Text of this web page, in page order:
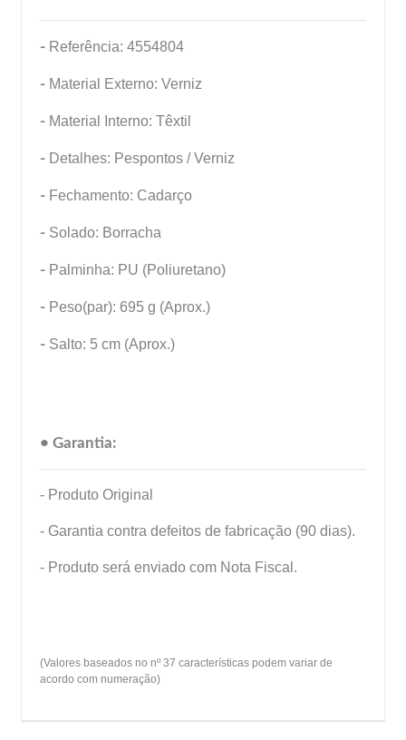
- Referência: 4554804
- Material Externo: Verniz
- Material Interno: Têxtil
- Detalhes: Pespontos / Verniz
- Fechamento: Cadarço
- Solado: Borracha
- Palminha: PU (Poliuretano)
- Peso(par): 695 g (Aprox.)
- Salto: 5 cm (Aprox.)
• Garantia:
- Produto Original
- Garantia contra defeitos de fabricação (90 dias).
- Produto será enviado com Nota Fiscal.
(Valores baseados no nº 37 características podem variar de
acordo com numeração)